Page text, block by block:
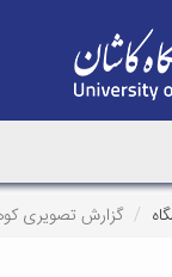
گزارش تصویری